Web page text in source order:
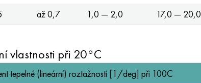
až 0,7 1,0 — 2,0 17,0 — 20,0
vlastnosti při 20°C
tepelné (lineární) roztažnosti [1/deg] při 100C